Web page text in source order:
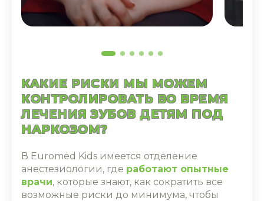
КАКИЕ РИСКИ МЫ МОЖЕМ
КОНТРОЛИРОВАТЬ ВО ВРЕМЯ
ЛЕЧЕНИЯ ЗУБОВ ДЕТЯМ ПОД
НАРКОЗОМ?
В Euromed Kids имеется отделение
анестезиологии, где работают опытные
врачи, которые знают, как сократить все
возможные риски до минимума, чтобы